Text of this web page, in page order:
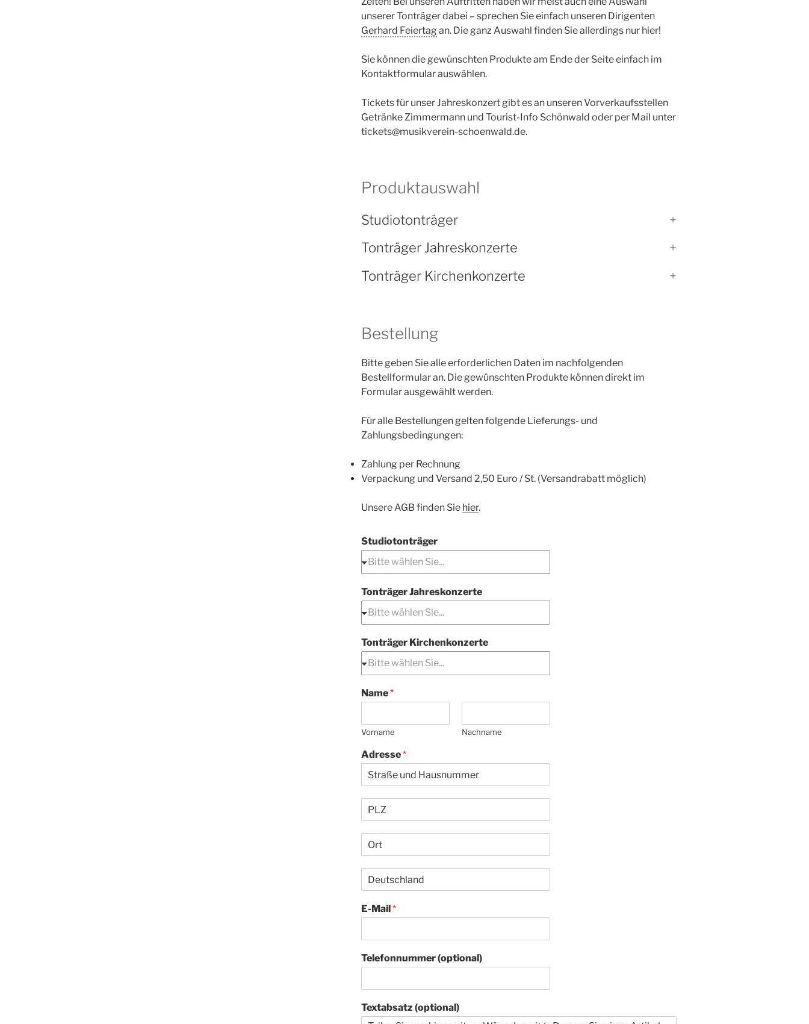
unserer Tonträger dabei – sprechen Sie einfach unseren Dirigenten
Gerhard Feiertag an. Die ganz Auswahl finden Sie allerdings nur hier!
Sie können die gewünschten Produkte am Ende der Seite einfach im
Kontaktformular auswählen.
Tickets für unser Jahreskonzert gibt es an unseren Vorverkaufsstellen
Getränke Zimmermann und Tourist-Info Schönwald oder per Mail unter
tickets@musikverein-schoenwald.de.
Produktauswahl
Studiotonträger
Tonträger Jahreskonzerte
Tonträger Kirchenkonzerte
Bestellung
Bitte geben Sie alle erforderlichen Daten im nachfolgenden
Bestellformular an. Die gewünschten Produkte können direkt im
Formular ausgewählt werden.
Für alle Bestellungen gelten folgende Lieferungs- und
Zahlungsbedingungen:
Zahlung per Rechnung
Verpackung und Versand 2,50 Euro / St. (Versandrabatt möglich)
Unsere AGB finden Sie hier.
Studiotonträger
Tonträger Jahreskonzerte
Tonträger Kirchenkonzerte
Name*
Vorname Nachname
Adresse*
d
*
E-Mail*
Telefonnummer (optional)
Textabsatz (optional)